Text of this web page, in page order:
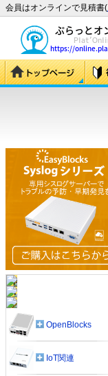
会員はオンラインで見積書(
OpenBlocks
IoT関連